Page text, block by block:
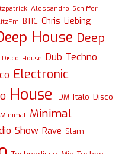
Alessandro Schiffer
BTIC Chris Liebing
House Deep
Disco House Dub Techno
Electronic
House IDM Italo Disco
Minimal Minimal
Show Rave Slam